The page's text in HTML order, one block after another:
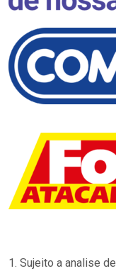
1. Sujeito a analise